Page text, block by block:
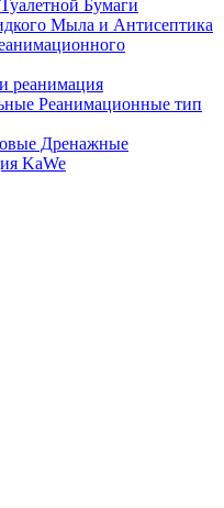
Бумаги
Мыла и Антисептика
реанимация
Реанимационные тип
Дренажные
KaWe